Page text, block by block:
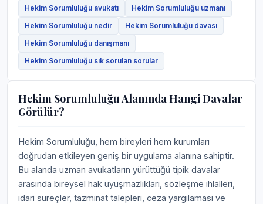
Hekim Sorumluluğu avukatı
Hekim Sorumluluğu uzmanı
Hekim Sorumluluğu nedir
Hekim Sorumluluğu davası
Hekim Sorumluluğu danışmanı
Hekim Sorumluluğu sık sorulan sorular
Hekim Sorumluluğu Alanında Hangi Davalar
Görülür?
Hekim Sorumluluğu, hem bireyleri hem kurumları
doğrudan etkileyen geniş bir uygulama alanına sahiptir.
Bu alanda uzman avukatların yürüttüğü tipik davalar
arasında bireysel hak uyuşmazlıkları, sözleşme ihlalleri,
idari süreçler, tazminat talepleri, ceza yargılaması ve